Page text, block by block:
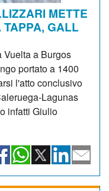
METTE
GALL
a Burgos
portato a 1400
l'atto conclusivo
Lagunas
infatti Giulio